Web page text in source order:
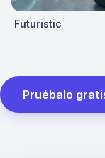
Futuristic
Pruébalo